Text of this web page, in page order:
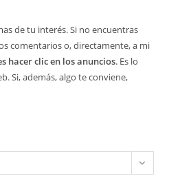
de tu interés. Si no encuentras
comentarios o, directamente, a mi
hacer clic en los anuncios. Es lo
Si, además, algo te conviene,